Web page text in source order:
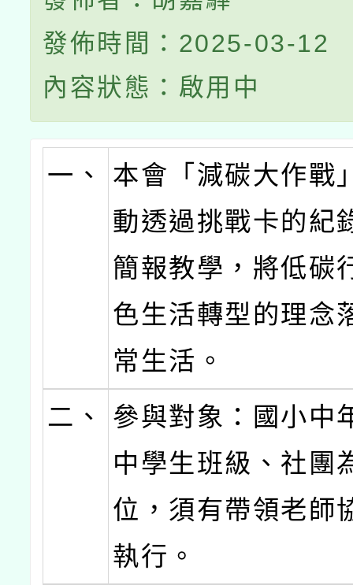
發佈時間：2025-03-12
內容狀態：啟用中
一、
本會「減碳大作戰
動透過挑戰卡的紀
簡報教學，將低碳
色生活轉型的理念
常生活。
二、
參與對象：國小中
中學生班級、社團
位，須有帶領老師
執行。